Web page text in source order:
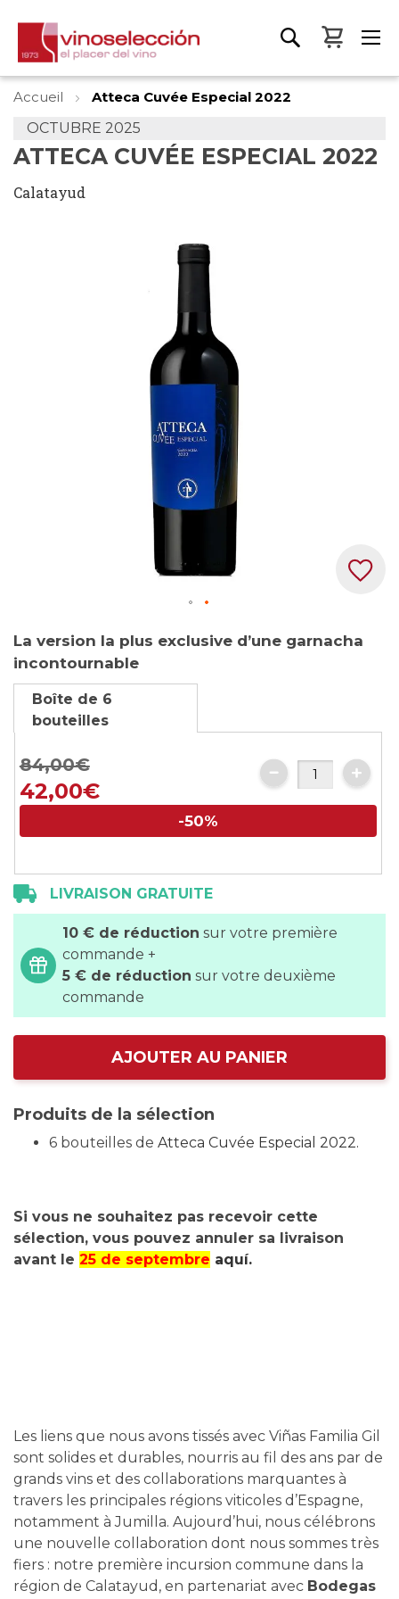
Mon
Accueil
Atteca Cuvée Especial 2022
OCTUBRE 2025
ATTECA CUVÉE ESPECIAL 2022
Calatayud
to
the
beginning
the
images
gallery
La version la plus exclusive d’une garnacha
incontournable
Boîte de 6
bouteilles
84,00€
42,00€
-50%
LIVRAISON GRATUITE
10 € de réduction sur votre première
commande +
5 € de réduction sur votre deuxième
commande
AJOUTER AU PANIER
Produits de la sélection
6 bouteilles de Atteca Cuvée Especial 2022.
Si vous ne souhaitez pas recevoir cette
sélection, vous pouvez annuler sa livraison
avant le 25 de septembre aquí.
Les liens que nous avons tissés avec Viñas Familia Gil
sont solides et durables, nourris au fil des ans par de
grands vins et des collaborations marquantes à
travers les principales régions viticoles d’Espagne,
notamment à Jumilla. Aujourd’hui, nous célébrons
une nouvelle collaboration dont nous sommes très
fiers : notre première incursion commune dans la
région de Calatayud, en partenariat avec Bodegas